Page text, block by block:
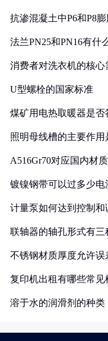
抗渗混凝土中P6和P8
法兰PN25和PN16有什
消费者对洗衣机的核
U型螺栓的国家标准
煤矿用电热取暖器是
照明母线槽的主要作用
A516Gr70对应国内材
镀镍钢带可以过多少电
计量泵如何达到控制和
联轴器的轴孔形式有
不锈钢材质厚度允许误
复印机出租有哪些常见
溶于水的润滑剂的种类